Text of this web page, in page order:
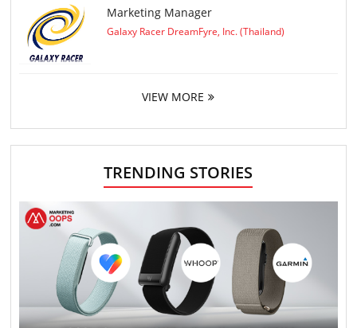
Marketing Manager
Galaxy Racer DreamFyre, Inc. (Thailand)
VIEW MORE
TRENDING STORIES